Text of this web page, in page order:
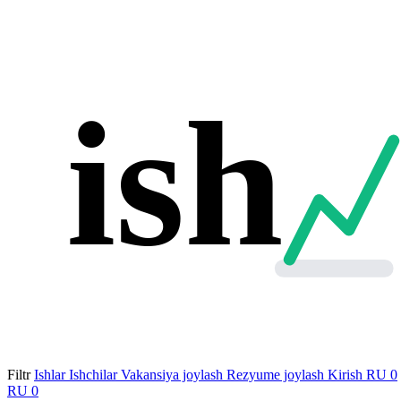
ish
Filtr Ishlar Ishchilar Vakansiya joylash Rezyume joylash Kirish RU 0
RU 0